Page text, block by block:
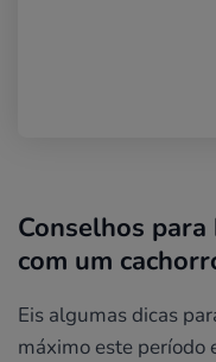
Conselhos
com um
Eis algumas dicas
máximo este período